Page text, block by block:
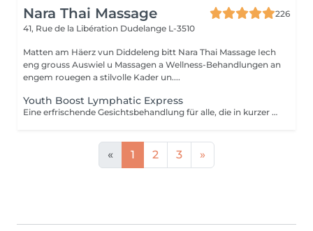
Nara Thai Massage
226
41, Rue de la Libération Dudelange L-3510
Matten am Häerz vun Diddeleng bitt Nara Thai Massage Iech
eng grouss Auswiel u Massagen a Wellness-Behandlungen an
engem rouegen a stilvolle Kader un....
Youth Boost Lymphatic Express
Eine erfrischende Gesichtsbehandlung für alle, die in kurzer Zeit sichtbare Ergebnisse erzielen möchten. Reinigung, Peeling und gezielte Pflege sorgen für ein frisches, strahlendes und gepflegtes Hautbild. Auf Wunsch kann eine sanfte lymphatische Gesichtsdrainage integriert werden.
« 1 2 3 »